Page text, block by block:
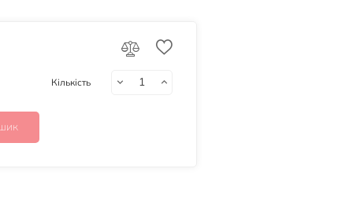
Кількість